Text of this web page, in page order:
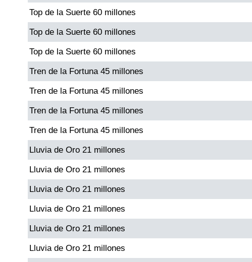
Chontico Noche
Culona día
Culona noche
Dorado Mañana
Dorado Tarde
Dorado Noche
Fantástica Día
Fantástica Noche
Motilon Tarde
Top de la Suerte 60 millones
Top de la Suerte 60 millones
Top de la Suerte 60 millones
Tren de la Fortuna 45 millones
Tren de la Fortuna 45 millones
Tren de la Fortuna 45 millones
Tren de la Fortuna 45 millones
Lluvia de Oro 21 millones
Lluvia de Oro 21 millones
Lluvia de Oro 21 millones
Lluvia de Oro 21 millones
Lluvia de Oro 21 millones
Lluvia de Oro 21 millones